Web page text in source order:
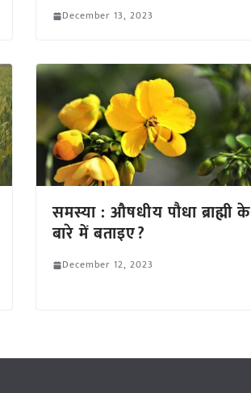
December 13, 2023
समस्या : औषधीय पौधा ब्राह्मी के
बारे में बताइए?
December 12, 2023